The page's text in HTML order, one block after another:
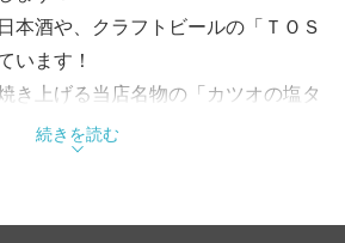
本酒や、クラフトビールの「ＴＯＳ
います！
き上げる当店名物の「カツオの塩タ
って下さい！
続きを読む